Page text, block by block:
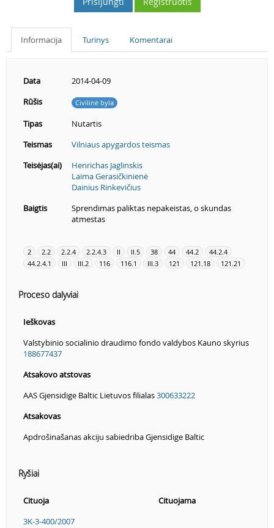
Informacija Turinys Komentarai
Data
2014-04-09
Rūšis
Civilinė byla
Tipas
Nutartis
Teismas
Vilniaus apygardos teismas
Teisėjas(ai)
Henrichas Jaglinskis
Laima Gerasičkinienė
Dainius Rinkevičius
Baigtis
Sprendimas paliktas nepakeistas, o skundas
atmestas
2 2.2 2.2.4 2.2.4.3 II II.5 38 44 44.2
44.2.4
44.2.4.1
III III.2 116 116.1 III.3 121 121.18 121.21
Proceso dalyviai
Ieškovas
Valstybinio socialinio draudimo fondo valdybos Kauno skyrius
188677437
Atsakovo atstovas
AAS Gjensidige Baltic Lietuvos filialas300633222
Atsakovas
Apdrošinašanas akciju sabiedriba Gjensidige Baltic
Ryšiai
Cituoja
Cituojama
3K-3-400/2007